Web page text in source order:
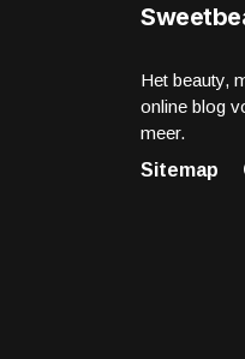
Het beauty,
online blog
meer.
Sitemap